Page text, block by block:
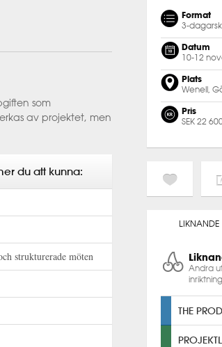
som
av projektet, men
du att kunna:
strukturerade möten
Format
3-
Datum
10-12
Plats
Wenell,
Pris
SEK 22
LIKNANDE
Andra